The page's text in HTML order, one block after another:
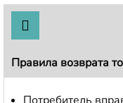
Правила возврата